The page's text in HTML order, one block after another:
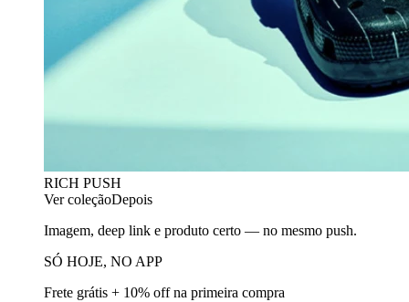
RICH PUSH
Ver coleçãoDepois
Imagem, deep link e produto certo — no mesmo push.
SÓ HOJE, NO APP
Frete grátis + 10% off na primeira compra